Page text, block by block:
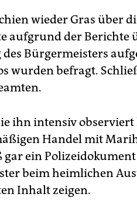
wieder Gras über
aufgrund der Berichte
des Bürgermeisters
wurden befragt.
ihn intensiv
Handel mit
gar ein
beim heimlichen
Inhalt zeigen.